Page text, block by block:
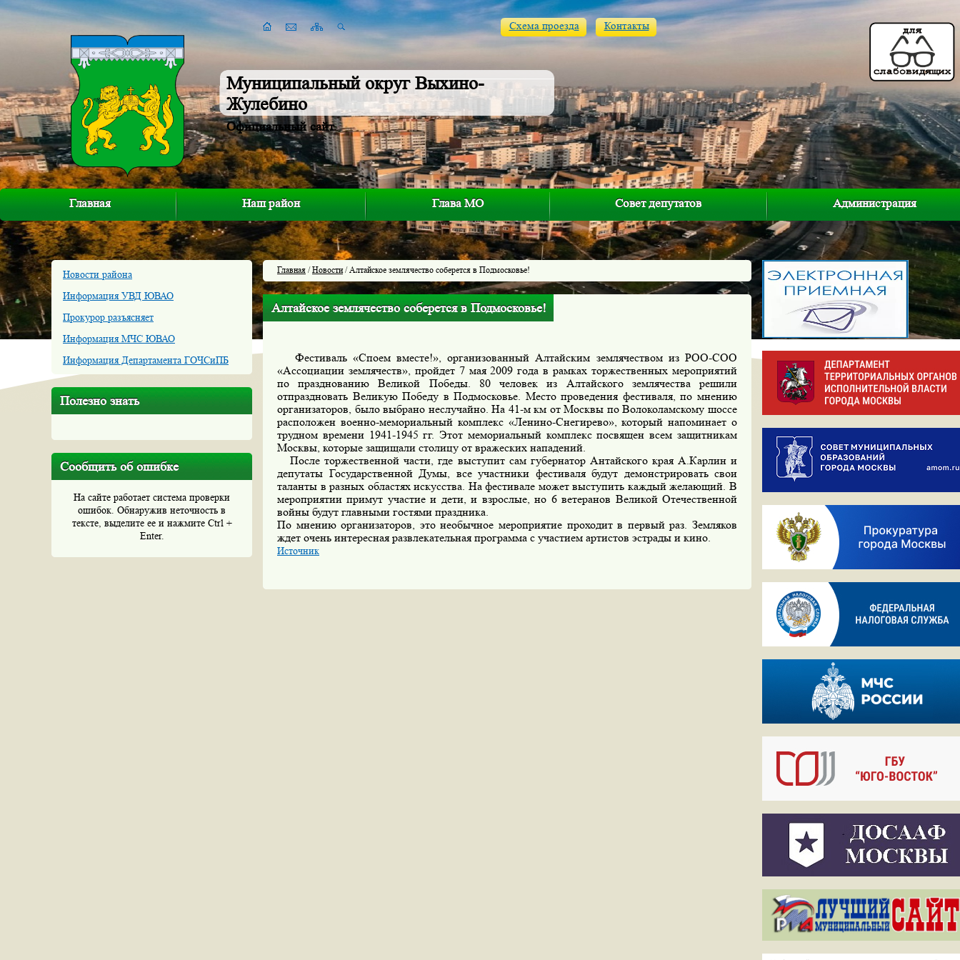
Муниципальный округ Выхино-
Жулебино
Официальный сайт
Схема проезда Контакты
Главная Наш район Глава МО Совет депутатов Администрация
Новости района
Информация УВД ЮВАО
Прокурор разъясняет
Информация МЧС ЮВАО
Информация Департамента ГОЧСиПБ
Полезно знать
Сообщить об ошибке
На сайте работает система проверки
ошибок. Обнаружив неточность в
тексте, выделите ее и нажмите Ctrl +
Enter.
Главная /Новости/ Алтайское землячество соберется в Подмосковье!
Алтайское землячество соберется в Подмосковье!
Фестиваль «Споем вместе!», организованный Алтайским землячеством из РОО-СОО
«Ассоциации землячеств», пройдет 7 мая 2009 года в рамках торжественных мероприятий
по празднованию Великой Победы. 80 человек из Алтайского землячества решили
отпраздновать Великую Победу в Подмосковье. Место проведения фестиваля, по мнению
организаторов, было выбрано неслучайно. На 41-м км от Москвы по Волоколамскому шоссе
расположен военно-мемориальный комплекс «Ленино-Снегирево», которыйнапоминает о
трудном времени 1941-1945 гг. Этот мемориальный комплекс посвящен всем защитникам
Москвы, которые защищали столицу от вражеских нападений.
После торжественной части, где выступит сам губернатор Антайского края А.Карлин и
депутаты Государственной Думы, все участники фестиваля будут демонстрировать свои
таланты в разных областях искусства. На фестивале может выступить каждый желающий. В
мероприятии примут участие и дети, и взрослые, но 6 ветеранов Великой Отечественной
войны будут главными гостями праздника.
По мнению организаторов, это необычное мероприятие проходит в первый раз. Земляков
ждет очень интересная развлекательная программа с участием артистов эстрады и кино.
Источник